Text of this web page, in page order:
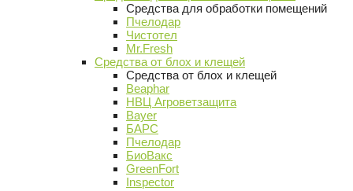
Средства для обработки помещений
Пчелодар
Чистотел
Mr.Fresh
Средства от блох и клещей
Средства от блох и клещей
Beaphar
НВЦ Агроветзащита
Bayer
БАРС
Пчелодар
БиоВакс
GreenFort
Inspector